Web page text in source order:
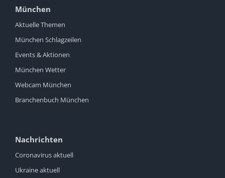
München
Aktuelle Themen
München Schlagzeilen
Events & Aktionen
München Wetter
Webcam München
Branchenbuch München
Nachrichten
Coronavirus aktuell
Ukraine aktuell